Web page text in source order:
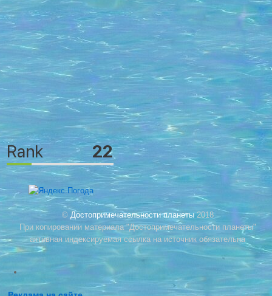
© Достопримечательности планеты2018
При копировании материала "Достопримечательности планеты"
активная индексируемая ссылка на источник обязательна